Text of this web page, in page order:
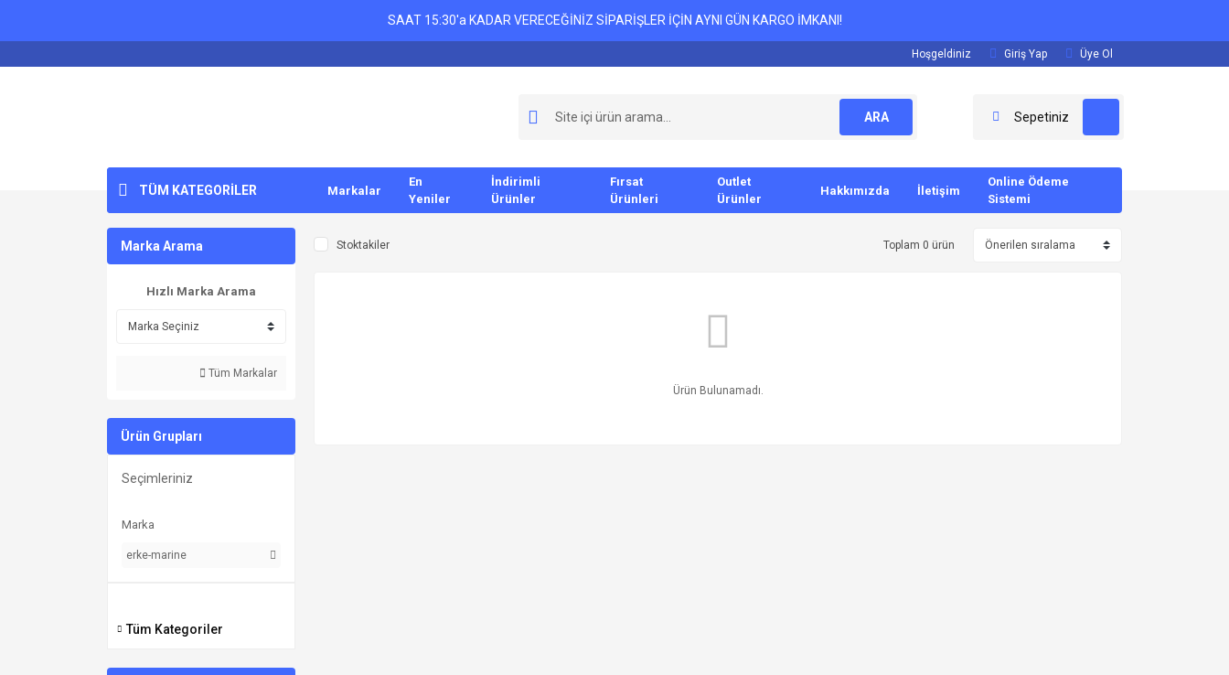
SAAT 15:30'a KADAR VERECEĞİNİZ SİPARİŞLER İÇİN AYNI GÜN KARGO İMKANI!
Hoşgeldiniz Giriş Yap Üye Ol
ARA Sepetiniz
TÜM KATEGORİLER Markalar
En
Yeniler
İndirimli
Ürünler
Fırsat
Ürünleri
Outlet
Ürünler
Hakkımızda İletişim
Online Ödeme
Sistemi
Marka Arama
Hızlı Marka Arama
Tüm Markalar
Ürün Grupları
Seçimleriniz
Marka
erke-marine
Tüm Kategoriler
Stoktakiler Toplam 0 ürün
Ürün Bulunamadı.